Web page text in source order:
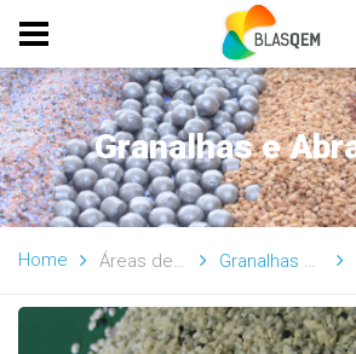
Granalhas e
Home Áreas de Atividade Granalhas e Abrasivos